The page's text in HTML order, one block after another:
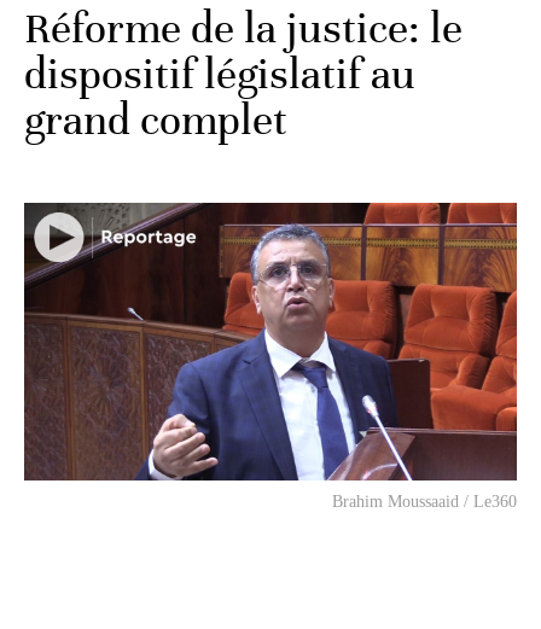
Réforme de la justice: le
dispositif législatif au
grand complet
Brahim Moussaaid / Le360